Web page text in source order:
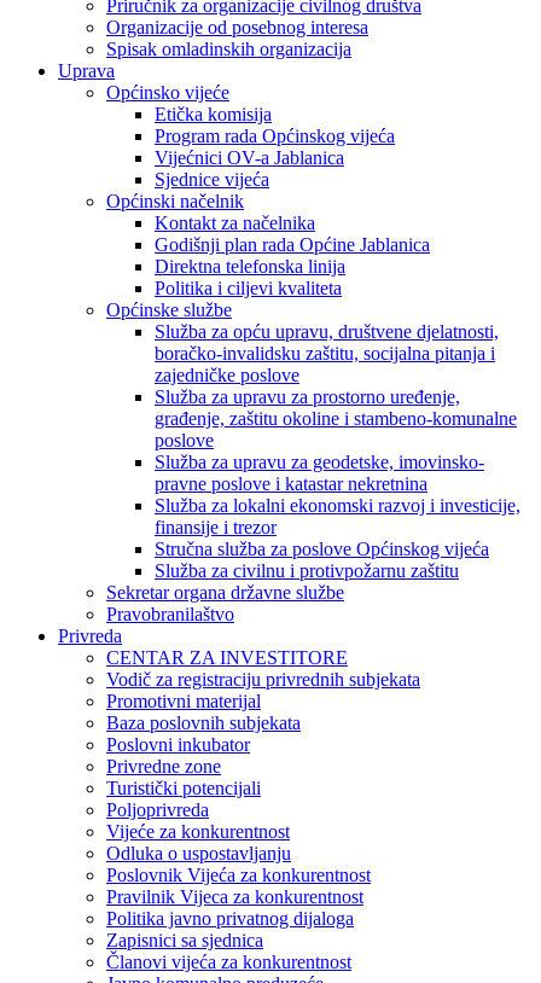
Priručnik za organizacije civilnog društva
Organizacije od posebnog interesa
Spisak omladinskih organizacija
Uprava
Općinsko vijeće
Etička komisija
Program rada Općinskog vijeća
Vijećnici OV-a Jablanica
Sjednice vijeća
Općinski načelnik
Kontakt za načelnika
Godišnji plan rada Općine Jablanica
Direktna telefonska linija
Politika i ciljevi kvaliteta
Općinske službe
Služba za opću upravu, društvene djelatnosti,
boračko-invalidsku zaštitu, socijalna pitanja i
zajedničke poslove
Služba za upravu za prostorno uređenje,
građenje, zaštitu okoline i stambeno-komunalne
poslove
Služba za upravu za geodetske, imovinsko-
pravne poslove i katastar nekretnina
Služba za lokalni ekonomski razvoj i investicije,
finansije i trezor
Stručna služba za poslove Općinskog vijeća
Služba za civilnu i protivpožarnu zaštitu
Sekretar organa državne službe
Pravobranilaštvo
Privreda
CENTAR ZA INVESTITORE
Vodič za registraciju privrednih subjekata
Promotivni materijal
Baza poslovnih subjekata
Poslovni inkubator
Privredne zone
Turistički potencijali
Poljoprivreda
Vijeće za konkurentnost
Odluka o uspostavljanju
Poslovnik Vijeća za konkurentnost
Pravilnik Vijeca za konkurentnost
Politika javno privatnog dijaloga
Zapisnici sa sjednica
Članovi vijeća za konkurentnost